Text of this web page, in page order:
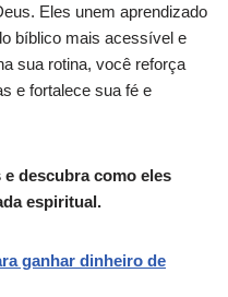
Eles unem aprendizado
bíblico mais acessível e
sua rotina, você reforça
e fortalece sua fé e
descubra como eles
espiritual.
ganhar dinheiro de